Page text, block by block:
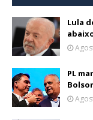
Lula
PL